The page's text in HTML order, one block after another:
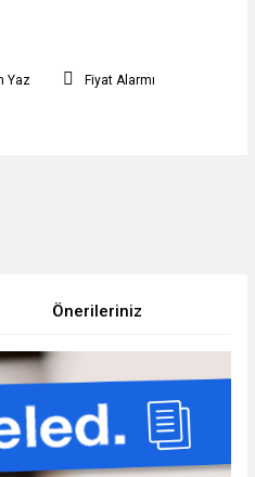
Yaz Fiyat Alarmı
Önerileriniz